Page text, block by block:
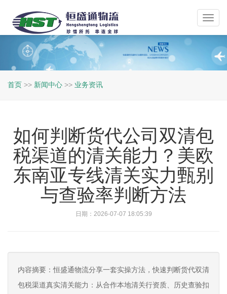
首页 >> 新闻中心 >> 业务资讯
如何判断货代公司双清包
税渠道的清关能力？美欧
东南亚专线清关实力甄别
与查验率判断方法
日期：2026-07-07 18:05:39
内容摘要：恒盛通物流分享一套实操方法，快速判断货代双清
包税渠道真实清关能力：从合作本地清关行资质、历史查验扣